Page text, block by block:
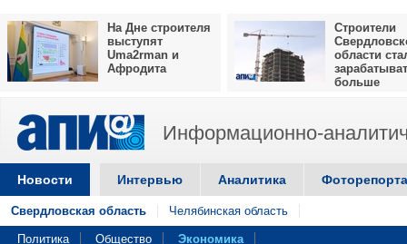
На Дне строителя
выступят
Uma2rman и
Афродита
Строители
области
больше
Информационно-
Новости Интервью Аналитика
Свердловская область Челябинская область
Политика Общество Экономика